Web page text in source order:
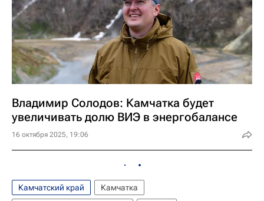
Владимир Солодов: Камчатка будет
увеличивать долю ВИЭ в энергобалансе
16 октября 2025, 19:06
Камчатский край
Камчатка